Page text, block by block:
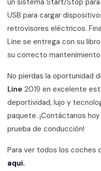
USB para cargar
retrovisores eléctricos.
Line se entrega con su
su correcto mantenimiento.
No pierdas la oportunidad
Line 2019 en excelente
deportividad, lujo y
paquete. ¡Contáctanos
prueba de conducción!
Para ver todos los coches
aqui.